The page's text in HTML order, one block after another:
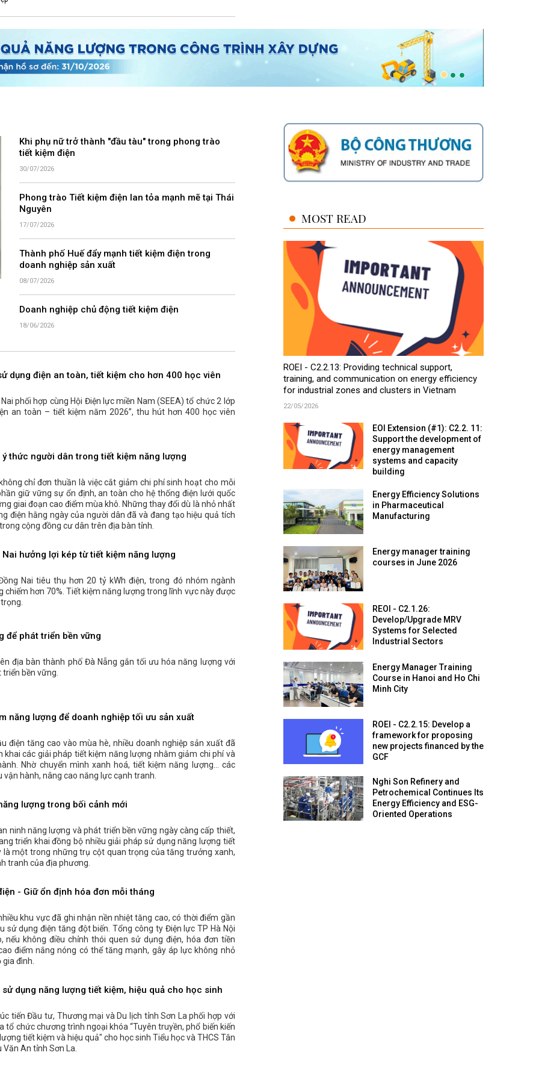
Khi phụ nữ trở thành "đầu tàu" trong phong trào
tiết kiệm điện
30/07/2026
Phong trào Tiết kiệm điện lan tỏa mạnh mẽ tại Thái
Nguyên
17/07/2026
Thành phố Huế đẩy mạnh tiết kiệm điện trong
doanh nghiệp sản xuất
08/07/2026
Doanh nghiệp chủ động tiết kiệm điện
18/06/2026
dụng điện an toàn, tiết kiệm cho hơn 400 học viên
phối hợp cùng Hội Điện lực miền Nam (SEEA) tổ chức 2 lớp
an toàn – tiết kiệm năm 2026”, thu hút hơn 400 học viên
thức người dân trong tiết kiệm năng lượng
chỉ đơn thuần là việc cắt giảm chi phí sinh hoạt cho mỗi
giữ vững sự ổn định, an toàn cho hệ thống điện lưới quốc
giai đoạn cao điểm mùa khô. Những thay đổi dù là nhỏ nhất
điện hằng ngày của người dân đã và đang tạo hiệu quả tích
cộng đồng cư dân trên địa bàn tỉnh.
hưởng lợi kép từ tiết kiệm năng lượng
Nai tiêu thụ hơn 20 tỷ kWh điện, trong đó nhóm ngành
chiếm hơn 70%. Tiết kiệm năng lượng trong lĩnh vực này được
để phát triển bền vững
địa bàn thành phố Đà Nẵng gắn tối ưu hóa năng lượng với
bền vững.
năng lượng để doanh nghiệp tối ưu sản xuất
điện tăng cao vào mùa hè, nhiều doanh nghiệp sản xuất đã
khai các giải pháp tiết kiệm năng lượng nhằm giảm chi phí và
Nhờ chuyển mình xanh hoá, tiết kiệm năng lượng… các
vận hành, nâng cao năng lực cạnh tranh.
lượng trong bối cảnh mới
ninh năng lượng và phát triển bền vững ngày càng cấp thiết,
triển khai đồng bộ nhiều giải pháp sử dụng năng lượng tiết
là một trong những trụ cột quan trọng của tăng trưởng xanh,
tranh của địa phương.
- Giữ ổn định hóa đơn mỗi tháng
khu vực đã ghi nhận nền nhiệt tăng cao, có thời điểm gần
sử dụng điện tăng đột biến. Tổng công ty Điện lực TP Hà Nội
nếu không điều chỉnh thói quen sử dụng điện, hóa đơn tiền
điểm nắng nóng có thể tăng mạnh, gây áp lực không nhỏ
gia đình.
dụng năng lượng tiết kiệm, hiệu quả cho học sinh
tiến Đầu tư, Thương mại và Du lịch tỉnh Sơn La phối hợp với
tổ chức chương trình ngoại khóa “Tuyên truyền, phổ biến kiến
tiết kiệm và hiệu quả" cho học sinh Tiểu học và THCS Tân
Văn An tỉnh Sơn La.
MOST READ
ROEI - C2.2.13: Providing technical support,
training, and communication on energy efficiency
for industrial zones and clusters in Vietnam
22/05/2026
EOI Extension (#1): C2.2. 11:
Support the development of
energy management
systems and capacity
building
Energy Efficiency Solutions
in Pharmaceutical
Manufacturing
Energy manager training
courses in June 2026
REOI - C2.1.26:
Develop/Upgrade MRV
Systems for Selected
Industrial Sectors
Energy Manager Training
Course in Hanoi and Ho Chi
Minh City
ROEI - C2.2.15: Develop a
framework for proposing
new projects financed by the
GCF
Nghi Son Refinery and
Petrochemical Continues Its
Energy Efficiency and ESG-
Oriented Operations